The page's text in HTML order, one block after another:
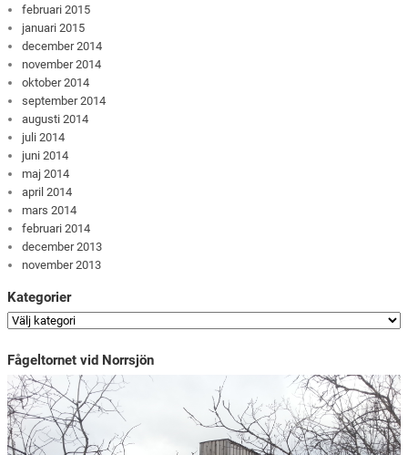
februari 2015
januari 2015
december 2014
november 2014
oktober 2014
september 2014
augusti 2014
juli 2014
juni 2014
maj 2014
april 2014
mars 2014
februari 2014
december 2013
november 2013
Kategorier
Fågeltornet vid Norrsjön